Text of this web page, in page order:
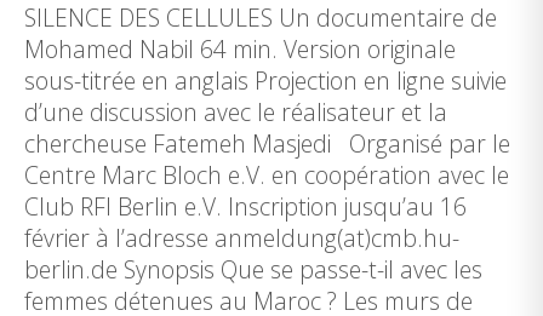
SILENCE DES CELLULES Un documentaire de
Mohamed Nabil 64 min. Version originale
sous-titrée en anglais Projection en ligne suivie
d’une discussion avec le réalisateur et la
chercheuse Fatemeh Masjedi Organisé par le
Centre Marc Bloch e.V. en coopération avec le
Club RFI Berlin e.V. Inscription jusqu’au 16
février à l’adresse anmeldung(at)cmb.hu-
berlin.de Synopsis Que se passe-t-il avec les
femmes détenues au Maroc ? Les murs de